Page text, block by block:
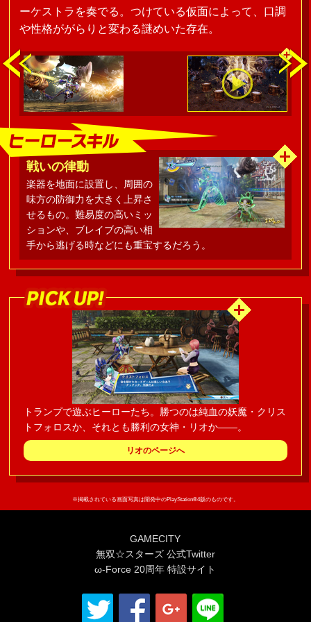
ーケストラを奏でる。つけている仮面によって、口調
や性格ががらりと変わる謎めいた存在。
戦いの律動
楽器を地面に設置し、周囲の
味方の防御力を大きく上昇さ
せるもの。難易度の高いミッ
ションや、ブレイブの高い相
手から逃げる時などにも重宝するだろう。
トランプで遊ぶヒーローたち。勝つのは純血の妖魔・クリス
トフォロスか、それとも勝利の女神・リオか――。
リオのページへ
※掲載されている画面写真は開発中のPlayStation®4版のものです。
GAMECITY
無双☆スターズ 公式Twitter
ω-Force 20周年 特設サイト